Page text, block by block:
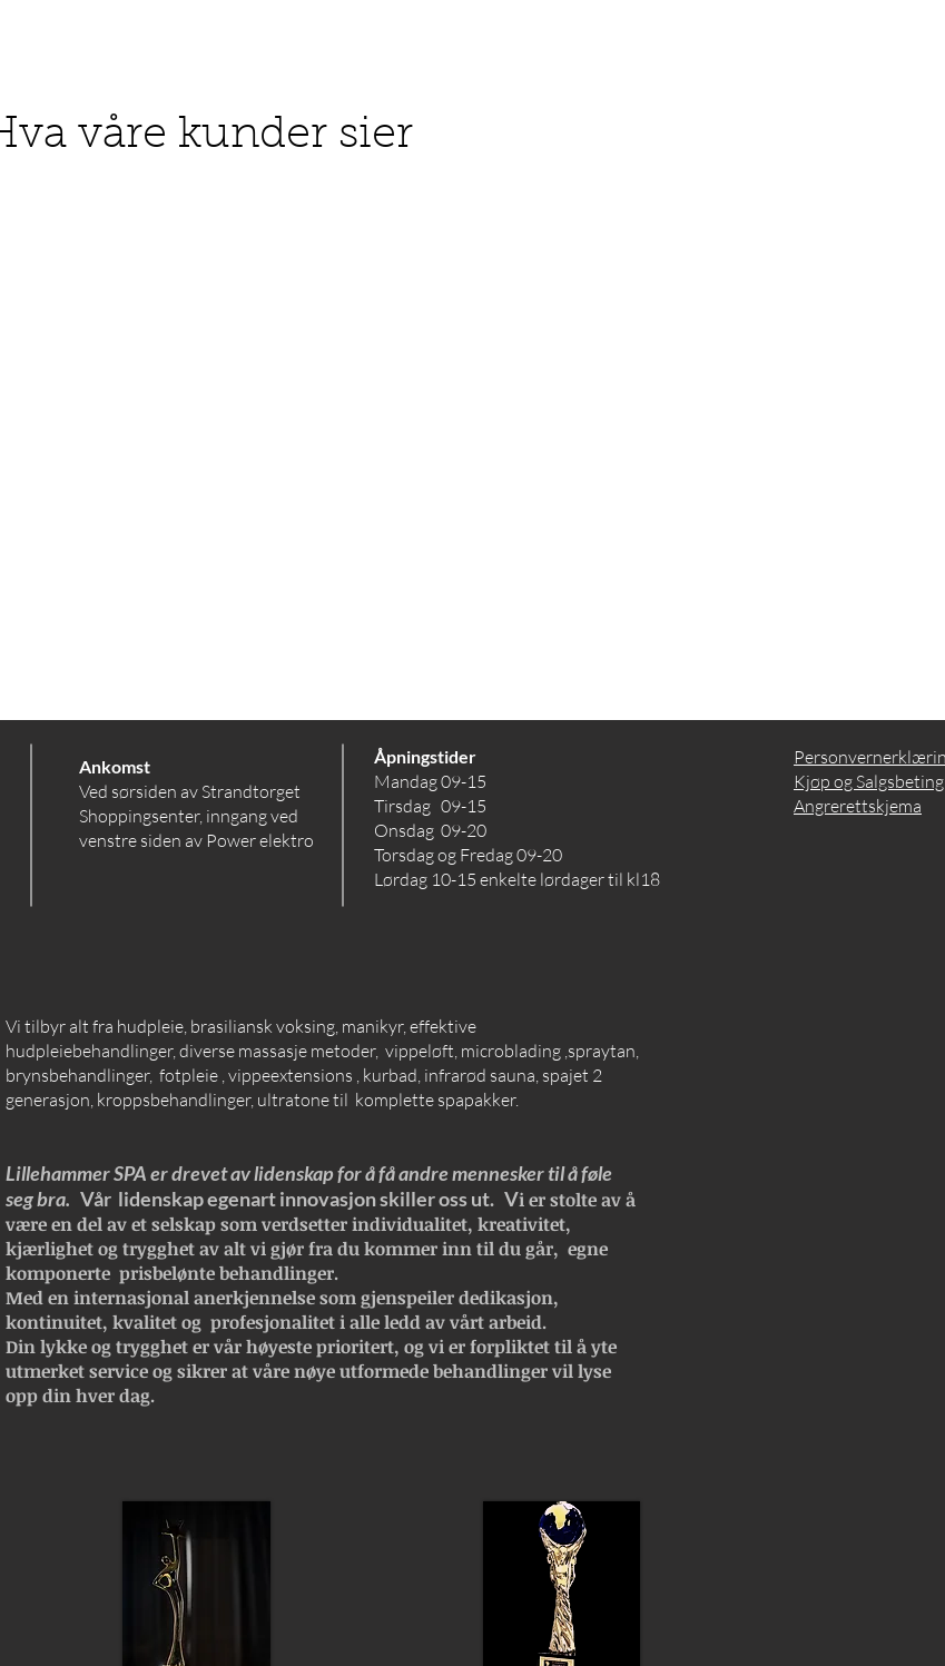
våre kunder sier
Ankomst
Ved sørsiden av Strandtorget
Shoppingsenter, inngang ved
venstre siden av Power elektro
Åpningstider
Mandag 09-15
Tirsdag 09-15
Onsdag 09-20
Torsdag og Fredag 09-20
Lørdag 10-15 enkelte lørdager til kl18
Kjøp og
Angrerettskjema
Vi tilbyr alt fra hudpleie, brasiliansk voksing, manikyr, effektive
hudpleiebehandlinger, diverse massasje metoder, vippeløft, microblading ,spraytan,
brynsbehandlinger, fotpleie , vippeextensions , kurbad, infrarød sauna, spajet 2
generasjon, kroppsbehandlinger, ultratone til komplette spapakker.
Lillehammer SPA er drevet av lidenskap for å få andre mennesker til å føle
seg bra. Vår lidenskap egenart innovasjon skiller oss ut. Vi er stolte av å
være en del av et selskap som verdsetter individualitet, kreativitet,
kjærlighet og trygghet av alt vi gjør fra du kommer inn til du går, egne
komponerte prisbelønte behandlinger.
Med en internasjonal anerkjennelse som gjenspeiler dedikasjon,
kontinuitet, kvalitet og profesjonalitet i alle leddav vårt arbeid.
Din lykke og trygghet er vår høyeste prioritert, og vi er forpliktet til å yte
utmerket service og sikrer at våre nøye utformede behandlinger vil lyse
opp din hver dag.